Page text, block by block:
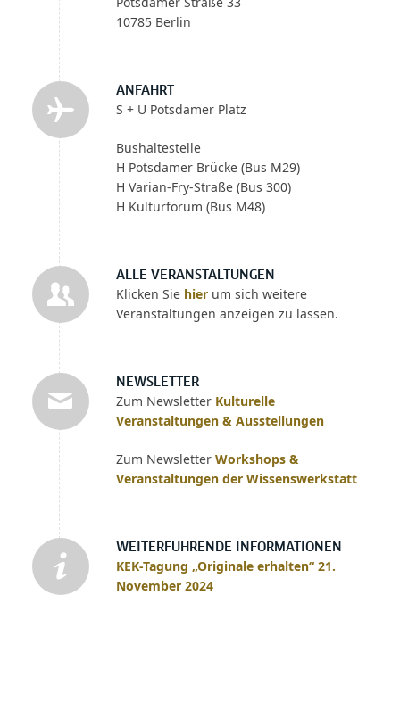
10785 Berlin
ANFAHRT
S + U Potsdamer Platz
Bushaltestelle
H Potsdamer Brücke (Bus M29)
H Varian-Fry-Straße (Bus 300)
H Kulturforum (Bus M48)
ALLE VERANSTALTUNGEN
Klicken Sie hierum sich weitere
Veranstaltungen anzeigen zu lassen.
NEWSLETTER
Zum Newsletter Kulturelle
Veranstaltungen & Ausstellungen
Zum Newsletter Workshops &
Veranstaltungen der Wissenswerkstatt
WEITERFÜHRENDE INFORMATIONEN
KEK-Tagung „Originale erhalten“ 21.
November 2024